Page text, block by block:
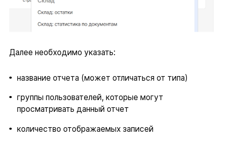
Далее необходимо указать:
название отчета (может отличаться от типа)
группы пользователей, которые могут
просматривать данный отчет
количество отображаемых записей